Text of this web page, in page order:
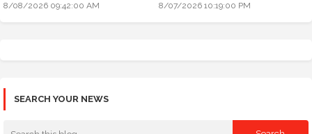
8/08/2026 09:42:00 AM 8/07/2026 10:19:00 PM
SEARCH YOUR NEWS